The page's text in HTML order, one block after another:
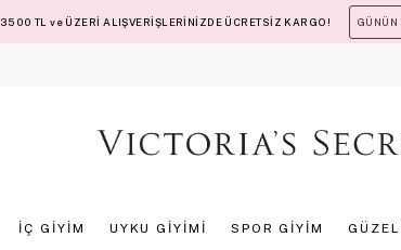
3500 TL ve ÜZERİ ALIŞVERİŞLERİNİZDE ÜCRETSİZ KARGO! GÜNÜN
İÇ GİYİM UYKU GİYİMİ SPOR GİYİM